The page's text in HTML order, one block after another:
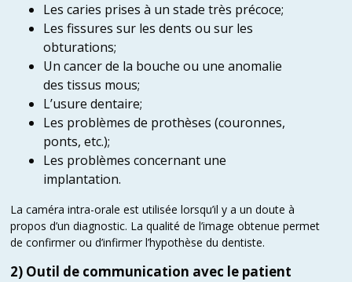
Les caries prises à un stade très précoce;
Les fissures sur les dents ou sur les
obturations;
Un cancer de la bouche ou une anomalie
des tissus mous;
L’usure dentaire;
Les problèmes de prothèses (couronnes,
ponts, etc.);
Les problèmes concernant une
implantation.
La caméra intra-orale est utilisée lorsqu’il y a un doute à
propos d’un diagnostic. La qualité de l’image obtenue permet
de confirmer ou d’infirmer l’hypothèse du dentiste.
2) Outil de communication avec le patient